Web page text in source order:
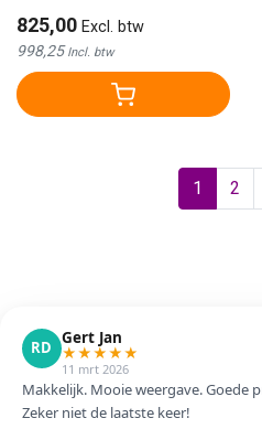
825,00 Excl. btw
998,25Incl. btw
1 2
RD
Gert Jan
★★★★★
11 mrt 2026
Makkelijk. Mooie weergave. Goede
Zeker niet de laatste keer!